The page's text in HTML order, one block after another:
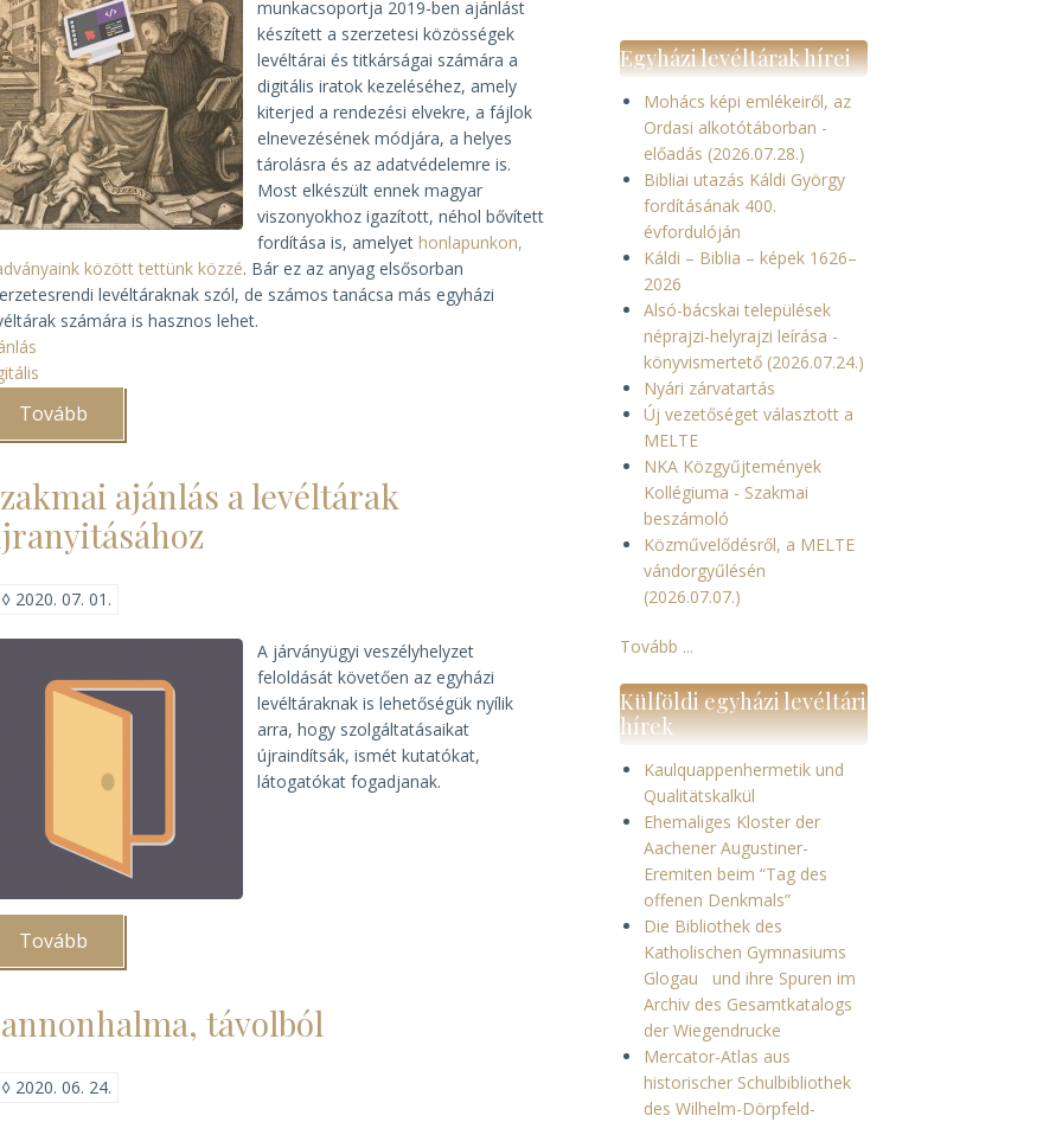
munkacsoportja 2019-ben ajánlást
készített a szerzetesi közösségek
levéltárai és titkárságai számára a
digitális iratok kezeléséhez, amely
kiterjed a rendezési elvekre, a fájlok
elnevezésének módjára, a helyes
tárolásra és az adatvédelemre is.
Most elkészült ennek magyar
viszonyokhoz igazított, néhol bővített
fordítása is, amelyethonlapunkon,
között tettünk közzé. Bár ez az anyag elsősorban
levéltáraknak szól, de számos tanácsa más egyházi
számára is hasznos lehet.
Tovább
a
iratok
kezeléséhez)
ajánlás a levéltárak
◊ 2020. 07. 01.
A járványügyi veszélyhelyzet
feloldását követően az egyházi
levéltáraknak is lehetőségük nyílik
arra, hogy szolgáltatásaikat
újraindítsák, ismét kutatókat,
látogatókat fogadjanak.
Tovább
a
újranyitásához)távolból
◊ 2020. 06. 24.
Egyházi levéltárak hírei
Mohács képi emlékeiről, az
Ordasi alkotótáborban -
előadás (2026.07.28.)
Bibliai utazás Káldi György
fordításának 400.
évfordulóján
Káldi – Biblia – képek 1626–
2026
Alsó-bácskai települések
néprajzi-helyrajzi leírása -
könyvismertető (2026.07.24.)
Nyári zárvatartás
Új vezetőséget választott a
MELTE
NKA Közgyűjtemények
Kollégiuma - Szakmai
beszámoló
Közművelődésről, a MELTE
vándorgyűlésén
(2026.07.07.)
Tovább ...
Külföldi egyházi levéltári
hírek
Kaulquappenhermetik und
Qualitätskalkül
Ehemaliges Kloster der
Aachener Augustiner-
Eremiten beim “Tag des
offenen Denkmals”
Die Bibliothek des
Katholischen Gymnasiums
Glogau und ihre Spuren im
Archiv des Gesamtkatalogs
der Wiegendrucke
Mercator-Atlas aus
historischer Schulbibliothek
des Wilhelm-Dörpfeld-